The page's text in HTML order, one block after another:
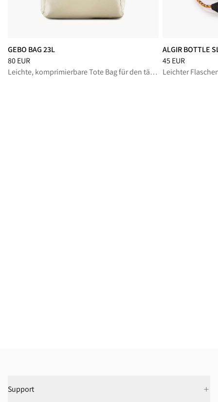
GEBO BAG 23L
Preis:80 EUR, reduziert von 80 EUR
80 EUR
Leichte, komprimierbare Tote Bag für den täglichen Gebrauch
ALGIR BOTTLE
Preis:45 EUR,
45 EUR
Support